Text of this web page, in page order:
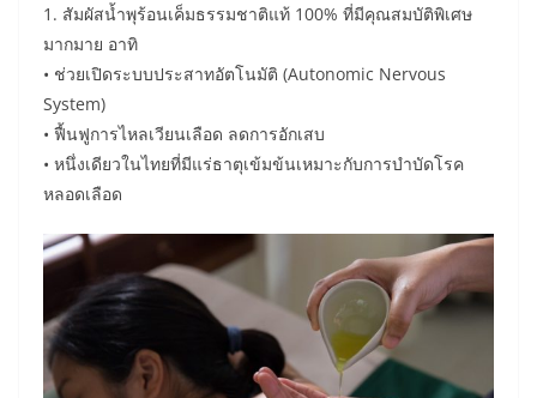
1. สัมผัสน้ำพุร้อนเค็มธรรมชาติแท้ 100% ที่มีคุณสมบัติพิเศษ
มากมาย อาทิ
• ช่วยเปิดระบบประสาทอัตโนมัติ (Autonomic Nervous
System)
• ฟื้นฟูการไหลเวียนเลือด ลดการอักเสบ
• หนึ่งเดียวในไทยที่มีแร่ธาตุเข้มข้นเหมาะกับการบำบัดโรค
หลอดเลือด